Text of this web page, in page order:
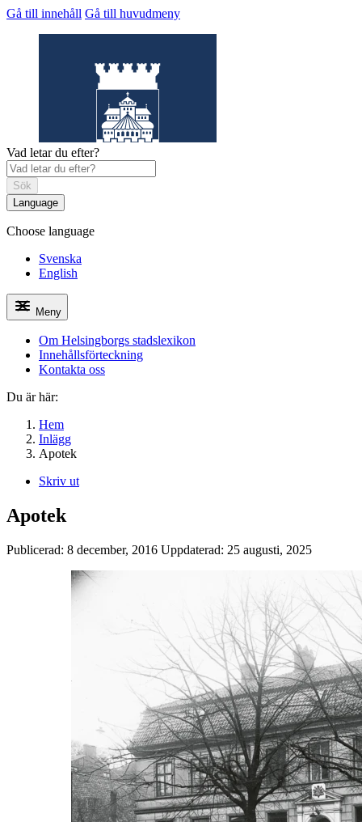
Gå till innehåll Gå till huvudmeny
Helsingborgs stadslexikon
Vad letar du efter?
Sök
Language
Choose language
Svenska
English
Meny
Om Helsingborgs stadslexikon
Innehållsförteckning
Kontakta oss
Du är här:
Hem
Inlägg
Apotek
Skriv ut
Apotek
Publicerad: 8 december, 2016 Uppdaterad: 25 augusti, 2025